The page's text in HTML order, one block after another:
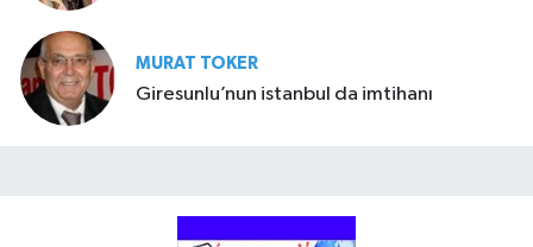
MURAT TOKER
Giresunlu’nun istanbul da imtihanı